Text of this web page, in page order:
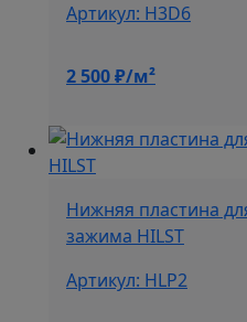
Артикул: H3D6
2 500₽/м²
Нижняя пластина
зажима HILST
Артикул: HLP2